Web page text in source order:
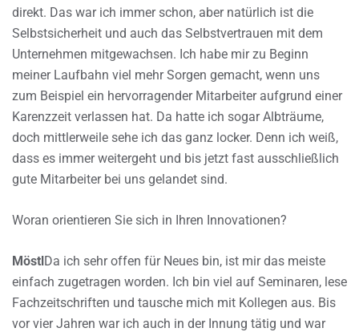
direkt. Das war ich immer schon, aber natürlich ist die
Selbstsicherheit und auch das Selbstvertrauen mit dem
Unternehmen mitgewachsen. Ich habe mir zu Beginn
meiner Laufbahn viel mehr Sorgen gemacht, wenn uns
zum Beispiel ein hervorragender Mitarbeiter aufgrund einer
Karenzzeit verlassen hat. Da hatte ich sogar Albträume,
doch mittlerweile sehe ich das ganz locker. Denn ich weiß,
dass es immer weitergeht und bis jetzt fast ausschließlich
gute Mitarbeiter bei uns gelandet sind.
Woran orientieren Sie sich in Ihren Innovationen?
MöstlDa ich sehr offen für Neues bin, ist mir das meiste
einfach zugetragen worden. Ich bin viel auf Seminaren, lese
Fachzeitschriften und tausche mich mit Kollegen aus. Bis
vor vier Jahren war ich auch in der Innung tätig und war